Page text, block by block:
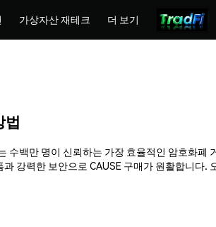
가상자산 재테크 더 보기
법
수백만 명이 신뢰하는 가장 효율적인 암호화
강력한 보안으로 CAUSE 구매가 원활합니다